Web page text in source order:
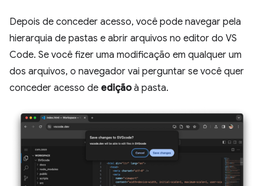
Depois de conceder acesso, você pode navegar pela
hierarquia de pastas e abrir arquivos no editor do VS
Code. Se você fizer uma modificação em qualquer um
dos arquivos, o navegador vai perguntar se você quer
conceder acesso de ediçãoà pasta.